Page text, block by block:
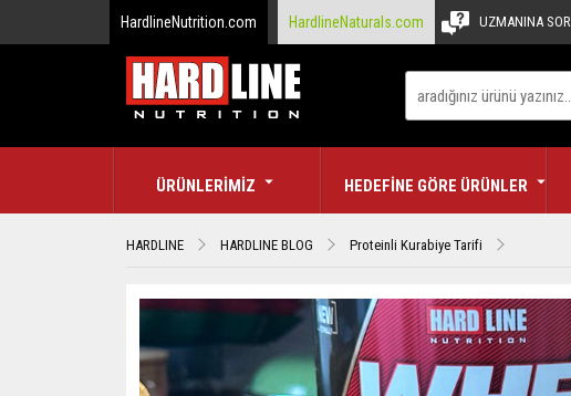
HardlineNutrition.com HardlineNaturals.com UZMANINA SOR
ÜRÜNLERİMİZ HEDEFİNE GÖRE ÜRÜNLER
HARDLINE HARDLINE BLOG Proteinli Kurabiye Tarifi